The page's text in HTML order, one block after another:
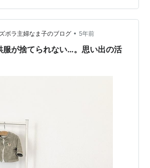
って置くように避けます。 懐かしいの
これ、本人（名前はぺスカ）がいて 左
おかあさん。 よくわからないけど一
ボラ主婦なま子のブログ • 5年前
服が捨てられない…。思い出の活